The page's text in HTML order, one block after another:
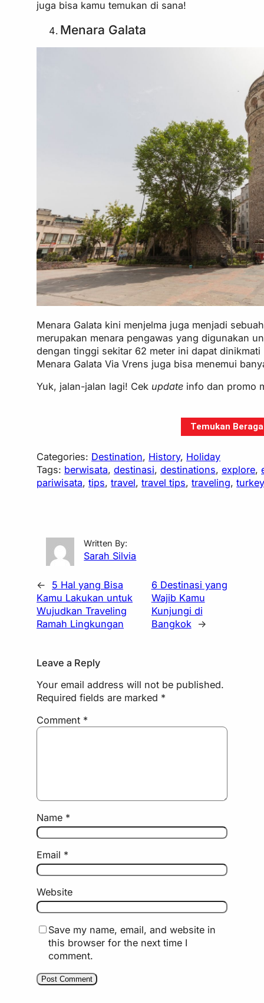
juga bisa kamu temukan di sana!
Menara Galata
Menara Galata kini menjelma juga menjadi
merupakan menara pengawas yang digunakan
dengan tinggi sekitar 62 meter ini dapat
Menara Galata Via Vrens juga bisa menemui
Yuk, jalan-jalan lagi! Cek update info dan promo
Temukan
Categories: Destination, History, Holiday
Tags: berwisata, destinasi, destinations, explore,
pariwisata, tips, travel, travel tips, traveling, turkey
Written By:
Sarah Silvia
←
5 Hal yang Bisa
Kamu Lakukan untuk
Wujudkan Traveling
Ramah Lingkungan
6 Destinasi yang
Wajib Kamu
Kunjungi di
Bangkok
→
Leave a Reply
Your email address will not be published.
Required fields are marked *
Comment *
Name *
Email *
Website
Save my name, email, and website in
this browser for the next time I
comment.